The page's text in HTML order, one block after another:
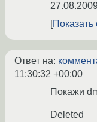
Показать
Ответ на:
11:30:32 +00:00
Покажи
Deleted